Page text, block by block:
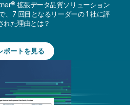
拡張データ品質ソリューション
、7 回目となるリーダーの 1 社に評
れた理由とは？
ポートを見る